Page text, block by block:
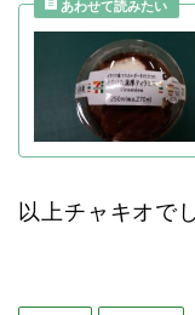
以上チャキオで